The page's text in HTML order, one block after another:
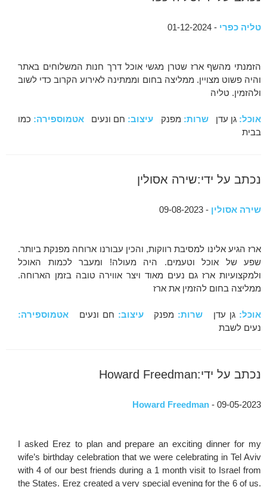
טליה כפרי - 01-12-2024
הזמנתי מהשף ארז שטרן מגשי אוכל דרך חנות המשלוחים באתר
והיה פשוט מצויין. ממליצה בחום וממתינה לאירוע הקרוב כדי לשוב
ולהזמין. טליה
אוכל: גן עדןשרות: מפנק עיצוב: חם ונעים אטמוספירה: כמו
בבית
נכתב על ידי:שירה אסולין
שירה אסולין - 09-08-2023
ארז הגיע אלינו למסיבת רווקות, והכין עבורנו ארוחה מפנקת ביותר.
שפע של אוכל וטעמים. היה מעולה! ומעבר לכמות האוכל
ולמקצועיות ארז גם נעים מאוד ויצר אווירה טובה בזמן הארוחה.
ממליצה בחום להזמין את ארז
אוכל: גן עדן שרות: מפנקעיצוב: חם ונעים אטמוספירה:
נעים לשבת
נכתב על ידי:Howard Freedman
Howard Freedman - 09-05-2023
I asked Erez to plan and prepare an exciting dinner for my
wife’s birthday celebration that we were celebrating in Tel Aviv
with 4 of our best friends during a 1 month visit to Israel from
the States. Erez created a very special evening for the 6 of us.